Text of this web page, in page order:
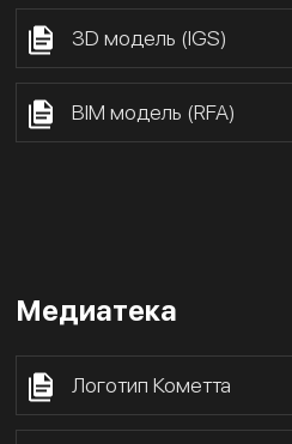
3D модель (IGS)
BIM модель (RFA)
Медиатека
Логотип Кометта